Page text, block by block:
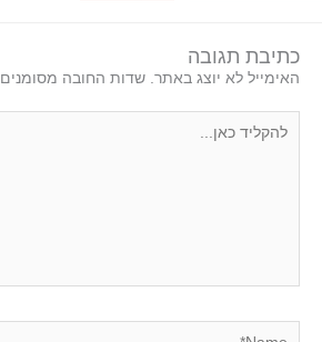
כתיבת תגובה
האימייל לא יוצג באתר. שדות החובה מסומנים
כאן...